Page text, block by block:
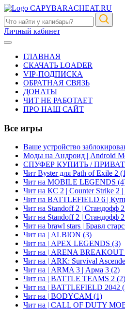
CAPYBARACHEAT.RU
Личный кабинет
ГЛАВНАЯ
СКАЧАТЬ LOADER
VIP-ПОДПИСКА
ОБРАТНАЯ СВЯЗЬ
ДОНАТЫ
ЧИТ НЕ РАБОТАЕТ
ПРО НАШ САЙТ
Все игры
Ваше устройство
Моды на Андроид | Android
СПУФЕР КУПИТЬ /
Чит Byster для Path of Exile 2
Чит на MOBILE LEGENDS
Чит на КС 2 | Counter Strike 2 |
Чит на BATTLEFIELD 6 |
Чит на Standoff 2 | Стандофф
Чит на Standoff 2 | Стандофф
Чит на brawl stars | Бравл старс
Чит на | ALBION (3)
Чит на | APEX LEGENDS (3)
Чит на | ARENA BREAKOUT
Чит на | ARK: Survival
Чит на | ARMA 3 | Арма 3 (2)
Чит на | BATTLE TEAMS 2 (2)
Чит на | BATTLEFIELD 2042
Чит на | BODYCAM (1)
Чит на | CALL OF DUTY